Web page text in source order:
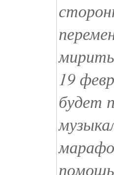
19
будет